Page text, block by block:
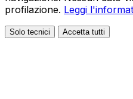
profilazione. Leggi
Solo tecnici Accetta tutti